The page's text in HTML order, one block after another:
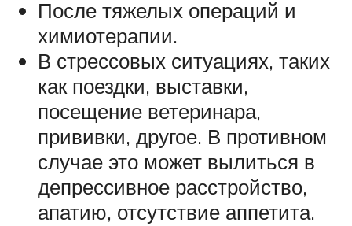
После тяжелых операций и
химиотерапии.
В стрессовых ситуациях, таких
как поездки, выставки,
посещение ветеринара,
прививки, другое. В противном
случае это может вылиться в
депрессивное расстройство,
апатию, отсутствие аппетита.